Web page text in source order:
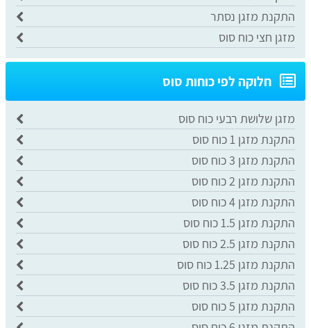
התקנת מזגן נסתר
מזגן חצי כוח סוס
חלוקה לפי כוחות סוס
מזגן שלושת רבעי כוח סוס
התקנת מזגן 1 כוח סוס
התקנת מזגן 3 כוח סוס
התקנת מזגן 2 כוח סוס
התקנת מזגן 4 כוח סוס
התקנת מזגן 1.5 כוח סוס
התקנת מזגן 2.5 כוח סוס
התקנת מזגן 1.25 כוח סוס
התקנת מזגן 3.5 כוח סוס
התקנת מזגן 5 כוח סוס